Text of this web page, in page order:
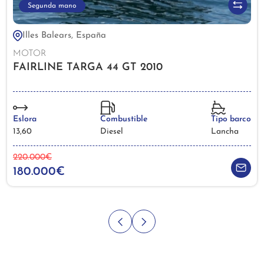
Segunda mano
Illes Balears, España
MOTOR
FAIRLINE TARGA 44 GT 2010
Eslora
13,60
Combustible
Diesel
Tipo barco
Lancha
220.000€
180.000€